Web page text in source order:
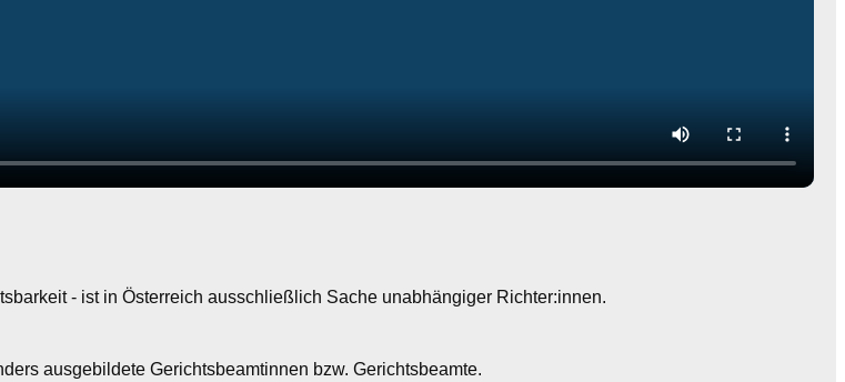
- ist in Österreich ausschließlich Sache unabhängiger Richter:innen.
ausgebildete Gerichtsbeamtinnen bzw. Gerichtsbeamte.